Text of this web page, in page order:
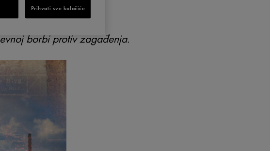
gubi svoju vitalnost?
borbi protiv zagađenja.
Prihvati sve kolačiće